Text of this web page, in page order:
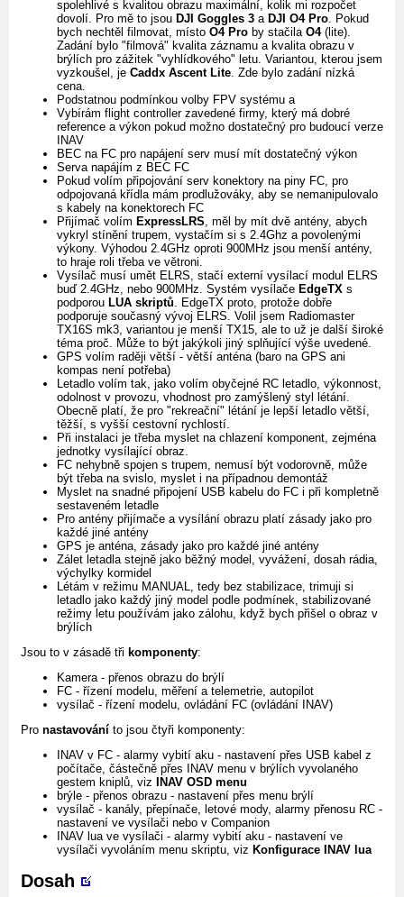
spolehlivé s kvalitou obrazu maximální, kolik mi rozpočet
dovolí. Pro mě to jsou DJI Goggles 3 a DJI O4 Pro . Pokud
bych nechtěl filmovat, místo O4 Pro by stačila O4(lite).
Zadání bylo "filmová" kvalita záznamu a kvalita obrazu v
brýlích pro zážitek "vyhlídkového" letu. Variantou, kterou jsem
vyzkoušel, je Caddx Ascent Lite . Zde bylo zadání nízká
cena.
Podstatnou podmínkou volby FPV systému a
Vybírám flight controller zavedené firmy, který má dobré
reference a výkon pokud možno dostatečný pro budoucí verze
INAV
BEC na FC pro napájení serv musí mít dostatečný výkon
Serva napájím z BEC FC
Pokud volím připojování serv konektory na piny FC, pro
odpojovaná křídla mám prodlužováky, aby se nemanipulovalo
s kabely na konektorech FC
Přijímač volím ExpressLRS , měl by mít dvě antény, abych
vykryl stínění trupem, vystačím si s 2.4Ghz a povolenými
výkony. Výhodou 2.4GHz oproti 900MHz jsou menší antény,
to hraje roli třeba ve větroni.
Vysílač musí umět ELRS, stačí externí vysílací modul ELRS
buď 2.4GHz, nebo 900MHz. Systém vysílače EdgeTX s
podporou LUA skriptů . EdgeTX proto, protože dobře
podporuje současný vývoj ELRS. Volil jsem Radiomaster
TX16S mk3, variantou je menší TX15, ale to už je další široké
téma proč. Může to být jakýkoli jiný splňující výše uvedené.
GPS volím raději větší - větší anténa (baro na GPS ani
kompas není potřeba)
Letadlo volím tak, jako volím obyčejné RC letadlo, výkonnost,
odolnost v provozu, vhodnost pro zamýšlený styl létání.
Obecně platí, že pro "rekreační" létání je lepší letadlo větší,
těžší, s vyšší cestovní rychlostí.
Při instalaci je třeba myslet na chlazení komponent, zejména
jednotky vysílající obraz.
FC nehybně spojen s trupem, nemusí být vodorovně, může
být třeba na svislo, myslet i na případnou demontáž
Myslet na snadné připojení USB kabelu do FC i při kompletně
sestaveném letadle
Pro antény přijímače a vysílání obrazu platí zásady jako pro
každé jiné antény
GPS je anténa, zásady jako pro každé jiné antény
Zálet letadla stejně jako běžný model, vyvážení, dosah rádia,
výchylky kormidel
Létám v režimu MANUAL, tedy bez stabilizace, trimuji si
letadlo jako každý jiný model podle podmínek, stabilizované
režimy letu používám jako zálohu, když bych přišel o obraz v
brýlích
Jsou to v zásadě tři komponenty:
Kamera - přenos obrazu do brýlí
FC - řízení modelu, měření a telemetrie, autopilot
vysílač - řízení modelu, ovládání FC (ovládání INAV)
Pro nastavování to jsou čtyři komponenty:
INAV v FC - alarmy vybití aku - nastavení přes USB kabel z
počítače, částečně přes INAV menu v brýlích vyvolaného
gestem kniplů, viz INAV OSD menu
brýle - přenos obrazu - nastavení přes menu brýlí
vysílač - kanály, přepínače, letové mody, alarmy přenosu RC -
nastavení ve vysílači nebo v Companion
INAV lua ve vysílači - alarmy vybití aku - nastavení ve
vysílači vyvoláním menu skriptu, viz Konfigurace INAV lua
Dosah